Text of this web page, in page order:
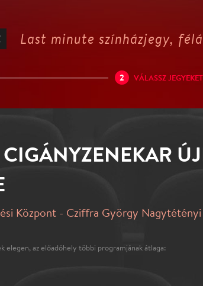
Last minute színházjegy,
2 VÁLASSZ JEGYEKET
Központ - Cziffra György Nagytétényi
elegen, az előadóhely többi programjának átlaga: